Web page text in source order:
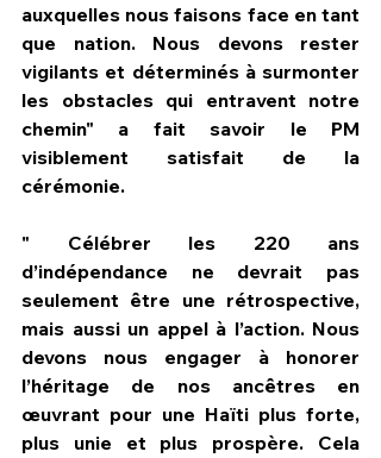
auxquelles nous faisons face en tant
que nation. Nous devons rester
vigilants et déterminés à surmonter
les obstacles qui entravent notre
chemin" a fait savoir le PM
visiblement satisfait de la
cérémonie.
" Célébrer les 220 ans
d’indépendance ne devrait pas
seulement être une rétrospective,
mais aussi un appel à l’action. Nous
devons nous engager à honorer
l’héritage de nos ancêtres en
œuvrant pour une Haïti plus forte,
plus unie et plus prospère. Cela